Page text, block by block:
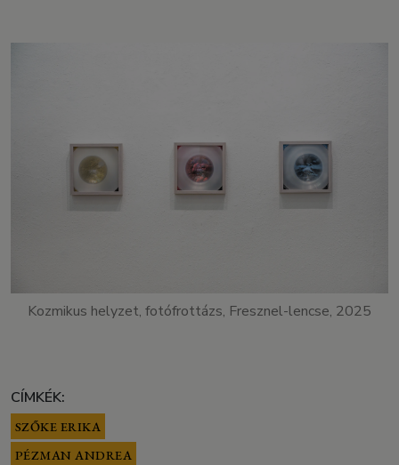
Kozmikus helyzet, fotófrottázs, Fresznel-lencse, 2025
CÍMKÉK:
SZŐKE ERIKA
PÉZMAN ANDREA